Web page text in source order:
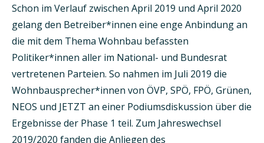
Schon im Verlauf zwischen April 2019 und April 2020
gelang den Betreiber*innen eine enge Anbindung an
die mit dem Thema Wohnbau befassten
Politiker*innen aller im National- und Bundesrat
vertretenen Parteien. So nahmen im Juli 2019 die
Wohnbausprecher*innen von ÖVP, SPÖ, FPÖ, Grünen,
NEOS und JETZT an einer Podiumsdiskussion über die
Ergebnisse der Phase 1 teil. Zum Jahreswechsel
2019/2020 fanden die Anliegen des